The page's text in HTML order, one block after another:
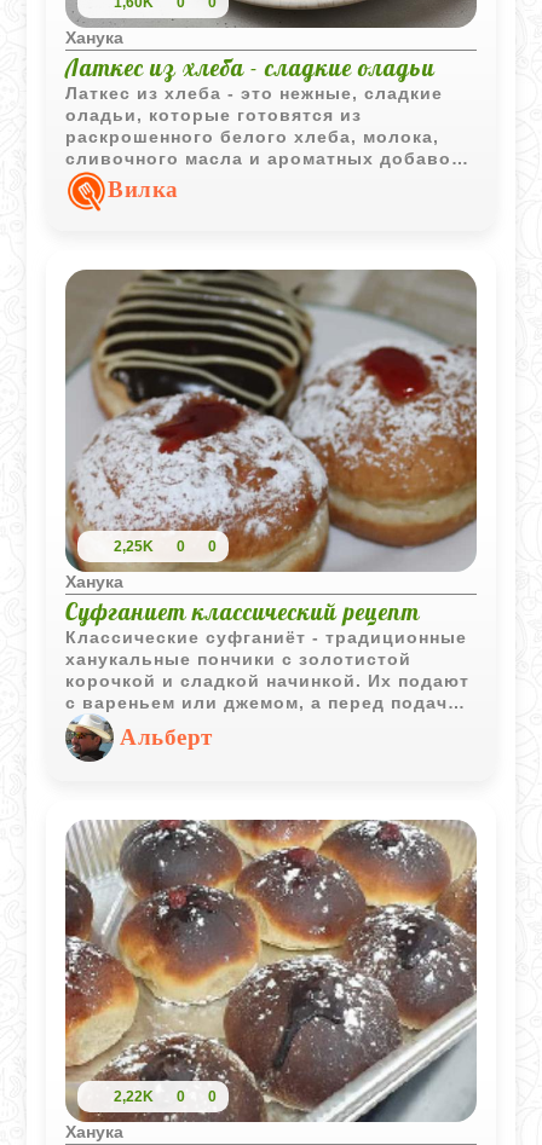
Ханука
Латкес из хлеба - сладкие оладьи
Латкес из хлеба - это нежные, сладкие
оладьи, которые готовятся из
раскрошенного белого хлеба, молока,
сливочного масла и ароматных добавок.
Они идеально подходят для уютного
завтрака, полдника или даже
особое символическое значение.
Вилка
2,25K 0 0
Ханука
Суфганиет классический рецепт
Классические суфганиёт - традиционные
ханукальные пончики с золотистой
корочкой и сладкой начинкой. Их подают
с вареньем или джемом, а перед подачей
щедро посыпают сахарной пудрой.
Альберт
2,22K 0 0
Ханука